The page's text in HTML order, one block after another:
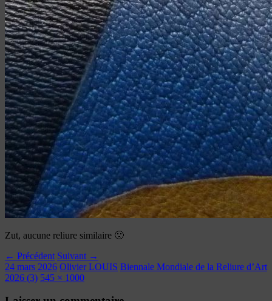
Zut, aucune reliure similaire 🙁
← Précédent Suivant →
24 mars 2026 Olivier LOUIS Biennale Mondiale de la Reliure d’Art
2026 (3) 545 × 1000